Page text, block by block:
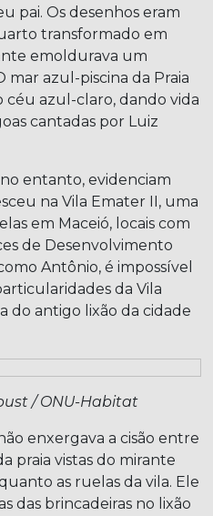
pai. Os desenhos eram
transformado em
emoldurava um
mar azul-piscina da Praia
céu azul-claro, dando vida
cantadas por Luiz
entanto, evidenciam
na Vila Emater II, uma
em Maceió, locais com
de Desenvolvimento
Antônio, é impossível
da Vila
do antigo lixão da cidade
/ ONU-Habitat
enxergava a cisão entre
praia vistas do mirante
as ruelas da vila. Ele
das brincadeiras no lixão